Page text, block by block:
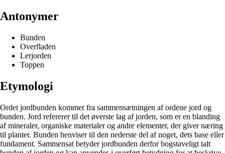
Antonymer
Bunden
Overfladen
Lerjorden
Toppen
Etymologi
Ordet jordbunden kommer fra sammensætningen af ordene jord og
bunden. Jord refererer til det øverste lag af jorden, som er en blanding
af mineraler, organiske materialer og andre elementer, der giver næring
til planter. Bunden henviser til den nederste del af noget, dets base eller
fundament. Sammensat betyder jordbunden derfor bogstaveligt talt